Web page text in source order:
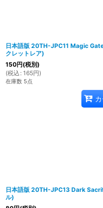
日本語版 20TH-JPC11 Magic
クレットレア)
150円(税別)
(税込 : 165円)
在庫数 5点
日本語版 20TH-JPC13 Dark
ル)